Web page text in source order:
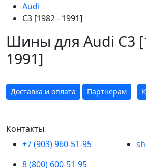
Audi
C3 [1982 - 1991]
Шины для Audi C3
1991]
Доставка и оплата Партнёрам
Контакты
+7 (903) 960-51-95
8 (800) 600-51-95